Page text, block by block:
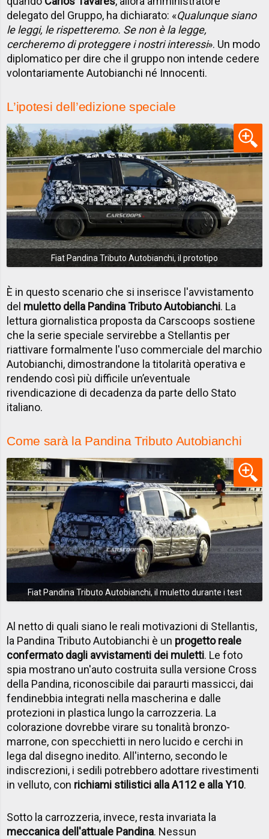
delegato del Gruppo, ha dichiarato: «Qualunque siano
le leggi, le rispetteremo. Se non è la legge,
cercheremo di proteggere i nostri interessi». Un modo
diplomatico per dire che il gruppo non intende cedere
volontariamente Autobianchi né Innocenti.
L’ipotesi dell’edizione speciale
Fiat Pandina Tributo Autobianchi, il prototipo
È in questo scenario che si inserisce l'avvistamento
del muletto della Pandina Tributo Autobianchi. La
lettura giornalistica proposta da Carscoops sostiene
che la serie speciale servirebbe a Stellantis per
riattivare formalmente l'uso commerciale del marchio
Autobianchi, dimostrandone la titolarità operativa e
rendendo così più difficile un’eventuale
rivendicazione di decadenza da parte dello Stato
italiano.
Come sarà la Pandina Tributo Autobianchi
Fiat Pandina Tributo Autobianchi, il muletto durante i test
Al netto di quali siano le reali motivazioni di Stellantis,
la Pandina Tributo Autobianchi è un progetto reale
confermato dagli avvistamenti dei muletti. Le foto
spia mostrano un'auto costruita sulla versione Cross
della Pandina, riconoscibile dai paraurti massicci, dai
fendinebbia integrati nella mascherina e dalle
protezioni in plastica lungo la carrozzeria. La
colorazione dovrebbe virare su tonalità bronzo-
marrone, con specchietti in nero lucido e cerchi in
lega dal disegno inedito. All'interno, secondo le
indiscrezioni, i sedili potrebbero adottare rivestimenti
in velluto, con richiami stilistici alla A112 e alla Y10.
Sotto la carrozzeria, invece, resta invariata la
meccanica dell'attuale Pandina. Nessun